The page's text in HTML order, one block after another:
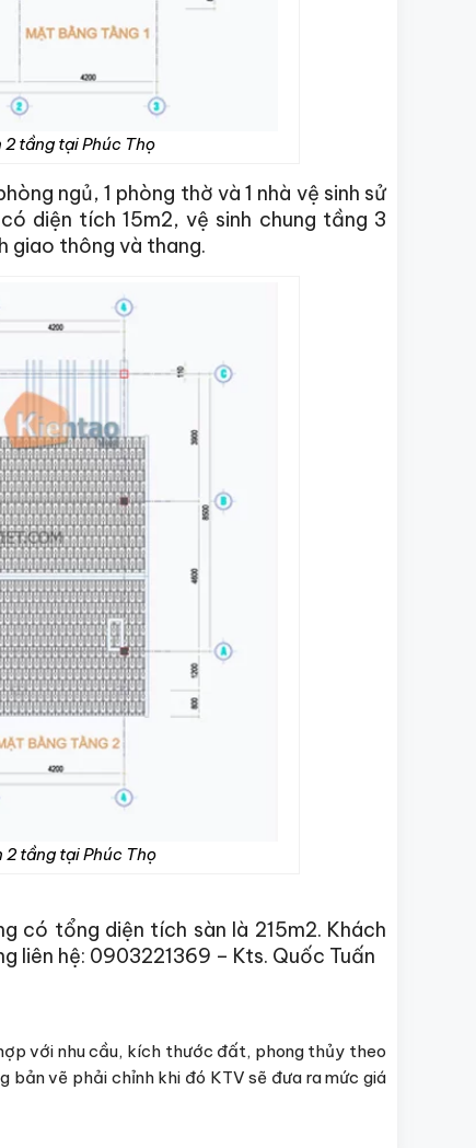
tầng tại Phúc Thọ
ngủ, 1 phòng thờ và 1 nhà vệ sinh sử
diện tích 15m2, vệ sinh chung tầng 3
giao thông và thang.
tầng tại Phúc Thọ
có tổng diện tích sàn là 215m2. Khách
liên hệ: 0903221369 – Kts. Quốc Tuấn
với nhu cầu, kích thước đất, phong thủy theo
vẽ phải chỉnh khi đó KTV sẽ đưa ra mức giá